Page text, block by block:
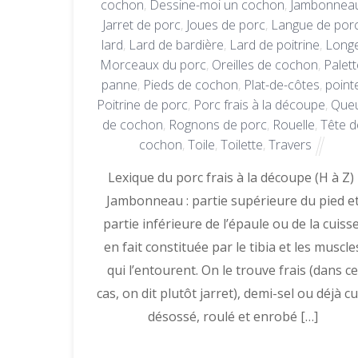
cochon, Dessine-moi un cochon,
Jarret de porc, Joues de porc, Langue de
lard, Lard de bardière, Lard de poitrine,
Morceaux du porc, Oreilles de cochon,
panne, Pieds de cochon, Plat-de-côtes,
Poitrine de porc, Porc frais à la découpe,
de cochon, Rognons de porc, Rouelle, Tête
cochon, Toile, Toilette, Travers
Lexique du porc frais à la découpe (H à Z)
Jambonneau : partie supérieure du pied
partie inférieure de l’épaule ou de la
en fait constituée par le tibia et les
qui l’entourent. On le trouve frais (dans ce
cas, on dit plutôt jarret), demi-sel ou déjà
désossé, roulé et enrobé […]